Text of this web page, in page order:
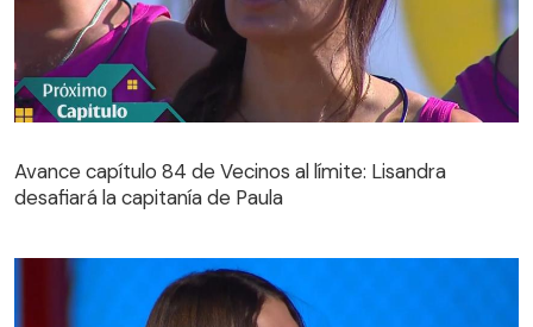
desafiará la capitanía de Paula
Avance capítulo 84 de Vecinos al límite: Lisandra
desafiará la capitanía de Paula